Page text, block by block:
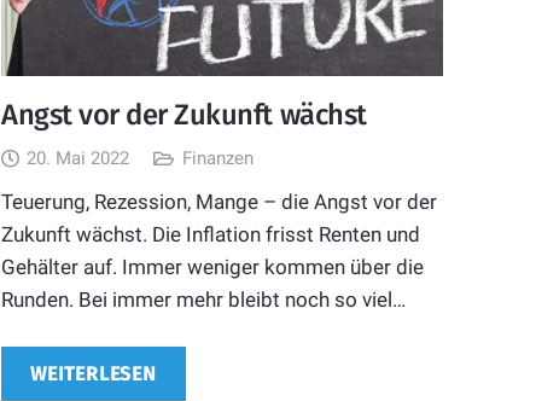
Angst vor der Zukunft wächst
20. Mai 2022 Finanzen
Teuerung, Rezession, Mange – die Angst vor der
Zukunft wächst. Die Inflation frisst Renten und
Gehälter auf. Immer weniger kommen über die
Runden. Bei immer mehr bleibt noch so viel…
WEITERLESEN